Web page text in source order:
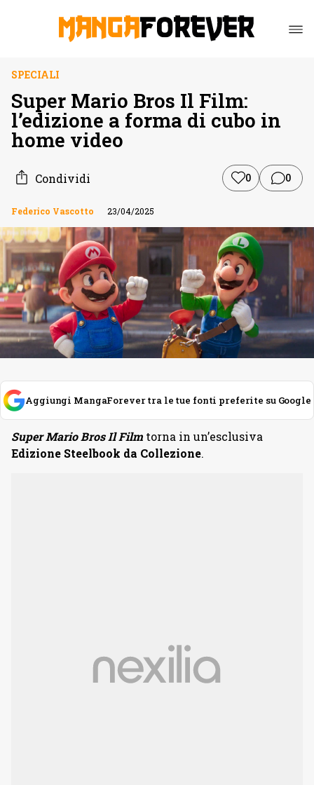
SPECIALI
Super Mario Bros Il Film:
l’edizione a forma di cubo in
home video
Condividi 0 0
Federico Vascotto 23/04/2025
Aggiungi MangaForever tra le tue fonti preferite su Google
Super Mario Bros Il Film torna in un’esclusiva
Edizione Steelbook da Collezione.